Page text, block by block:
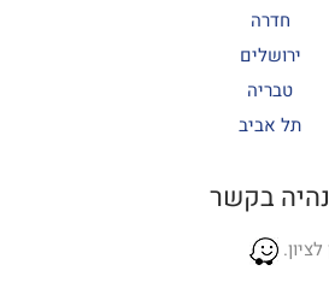
חדרה
ירושלים
טבריה
תל אביב
נהיה בקשר